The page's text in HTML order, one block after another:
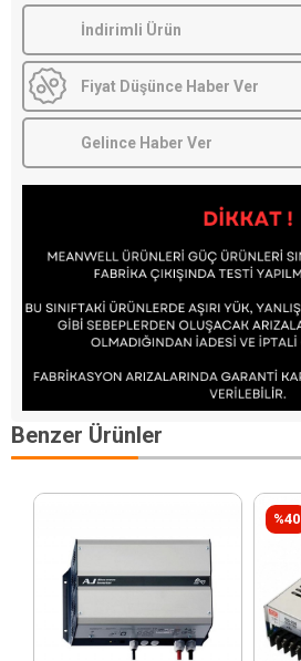
İndirimli Ürün
Fiyat Düşünce Haber Ver
Gelince Haber Ver
Benzer Ürünler
%40